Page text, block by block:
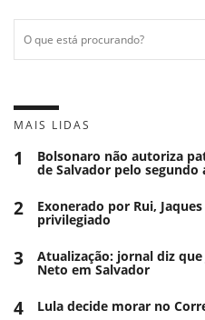
MAIS LIDAS
1 Bolsonaro não autoriza
de Salvador pelo segundo
2 Exonerado por Rui,
privilegiado
3 Atualização: jornal diz
Neto em Salvador
4 Lula decide morar no